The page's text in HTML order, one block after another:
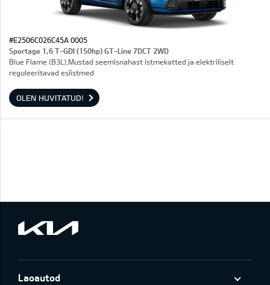
#E2506C026C45A 0005
Sportage 1,6 T-GDI (150hp) GT-Line 7DCT 2WD
Blue Flame (B3L),Mustad seemisnahast istmekatted ja elektriliselt
reguleeritavad esiistmed
OLEN HUVITATUD!
Laoautod